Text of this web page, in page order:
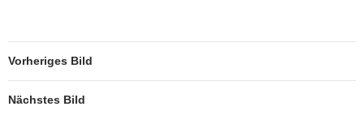
Vorheriges Bild
Nächstes Bild